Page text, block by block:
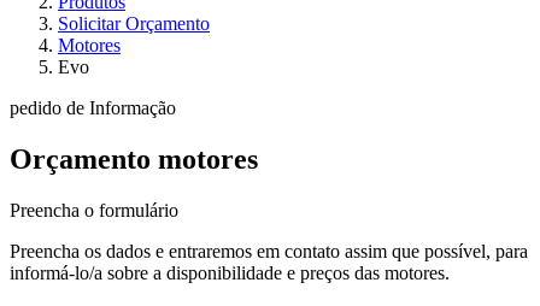
Solicitar Orçamento
Motores
Evo
pedido de Informação
Orçamento motores
Preencha o formulário
Preencha os dados e entraremos em contato assim que possível, para
informá-lo/a sobre a disponibilidade e preços das motores.